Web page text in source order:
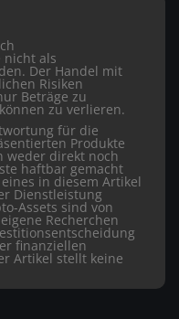
nicht als
Der Handel mit
Risiken
Beträge zu
zu verlieren.
für die
Produkte
weder direkt noch
haftbar gemacht
in diesem Artikel
Dienstleistung
Assets sind von
Recherchen
finanziellen
Artikel stellt keine